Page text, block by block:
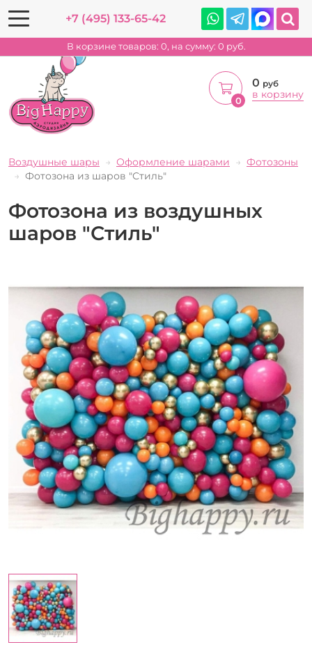
+7 (495) 133-65-42
В корзине товаров: 0, на сумму: 0 руб.
0
0 руб
в корзину
Воздушные шары Оформление шарами
Фотозоны
Фотозона из шаров "Стиль"
Фотозона из воздушных
шаров "Стиль"